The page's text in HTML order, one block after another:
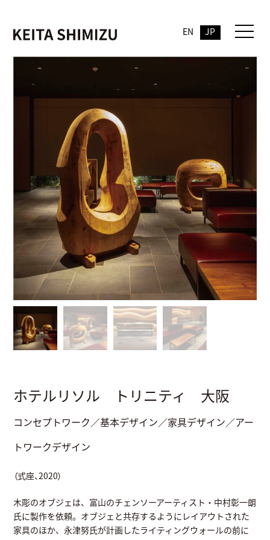
EN JP
ホテルリソル トリニティ 大阪
コンセプトワーク／基本デザイン／家具デザイン／アー
トワークデザイン
（式座、2020）
木彫のオブジェは、富山のチェンソーアーティスト・中村彰一朗
氏に製作を依頼。オブジェと共存するようにレイアウトされた
家具のほか、永津努氏が計画したライティングウォールの前に